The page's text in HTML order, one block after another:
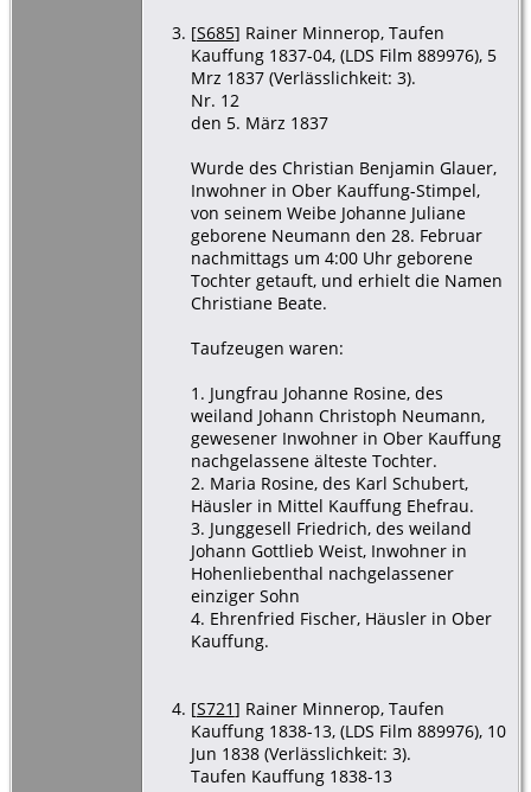
[S685] Rainer Minnerop, Taufen
Kauffung 1837-04, (LDS Film 889976), 5
Mrz 1837 (Verlässlichkeit: 3).
Nr. 12
den 5. März 1837
Wurde des Christian Benjamin Glauer,
Inwohner in Ober Kauffung-Stimpel,
von seinem Weibe Johanne Juliane
geborene Neumann den 28. Februar
nachmittags um 4:00 Uhr geborene
Tochter getauft, und erhielt die Namen
Christiane Beate.
Taufzeugen waren:
1. Jungfrau Johanne Rosine, des
weiland Johann Christoph Neumann,
gewesener Inwohner in Ober Kauffung
nachgelassene älteste Tochter.
2. Maria Rosine, des Karl Schubert,
Häusler in Mittel Kauffung Ehefrau.
3. Junggesell Friedrich, des weiland
Johann Gottlieb Weist, Inwohner in
Hohenliebenthal nachgelassener
einziger Sohn
4. Ehrenfried Fischer, Häusler in Ober
Kauffung.
[S721] Rainer Minnerop, Taufen
Kauffung 1838-13, (LDS Film 889976), 10
Jun 1838 (Verlässlichkeit: 3).
Taufen Kauffung 1838-13